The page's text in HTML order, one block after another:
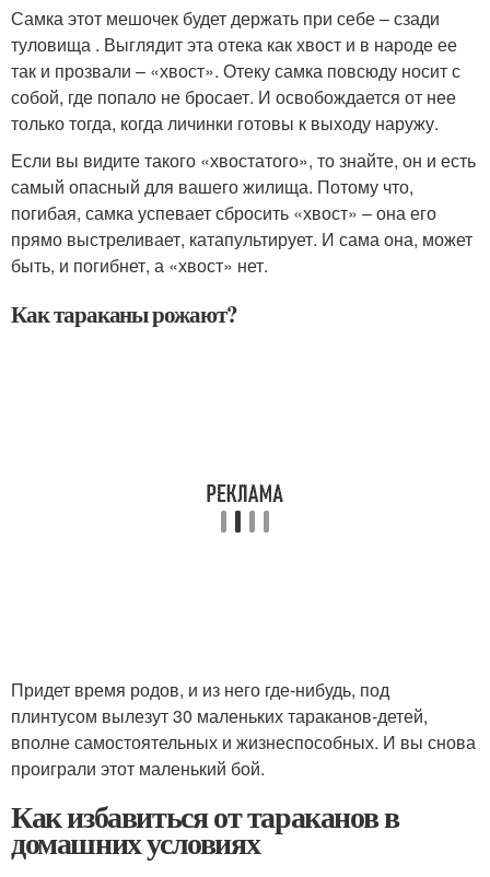
Самка этот мешочек будет держать при себе – сзади
туловища . Выглядит эта отека как хвост и в народе ее
так и прозвали – «хвост». Отеку самка повсюду носит с
собой, где попало не бросает. И освобождается от нее
только тогда, когда личинки готовы к выходу наружу.
Если вы видите такого «хвостатого», то знайте, он и есть
самый опасный для вашего жилища. Потому что,
погибая, самка успевает сбросить «хвост» – она его
прямо выстреливает, катапультирует. И сама она, может
быть, и погибнет, а «хвост» нет.
Как тараканы рожают?
Придет время родов, и из него где-нибудь, под
плинтусом вылезут 30 маленьких тараканов-детей,
вполне самостоятельных и жизнеспособных. И вы снова
проиграли этот маленький бой.
Как избавиться от тараканов в
домашних условиях